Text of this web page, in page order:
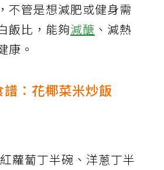
不管是想減肥或健身需
飯比，能夠減醣 、減熱
康。
譜：花椰菜米炒飯
蘿蔔丁半碗、洋蔥丁半